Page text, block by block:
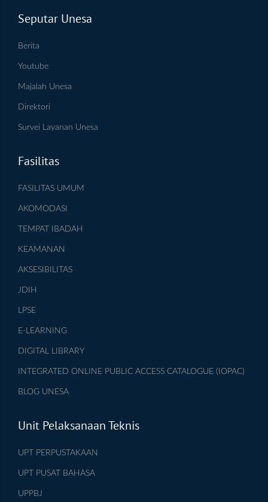
Seputar Unesa
Berita
Youtube
Majalah Unesa
Direktori
Survei Layanan Unesa
Fasilitas
FASILITAS UMUM
AKOMODASI
TEMPAT IBADAH
KEAMANAN
AKSESIBILITAS
JDIH
LPSE
E-LEARNING
DIGITAL LIBRARY
INTEGRATED ONLINE PUBLIC ACCESS CATALOGUE (IOPAC)
BLOG UNESA
Unit Pelaksanaan Teknis
UPT PERPUSTAKAAN
UPT PUSAT BAHASA
UPPBJ